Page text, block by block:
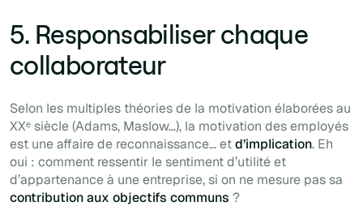
5. Responsabiliser chaque
collaborateur
Selon les multiples théories de la motivation élaborées au
XXᵉ siècle (Adams, Maslow…), la motivation des employés
est une affaire de reconnaissance… etd’implication. Eh
oui : comment ressentir le sentiment d’utilité et
d’appartenance à une entreprise, si on ne mesure pas sa
contribution aux objectifs communs ?